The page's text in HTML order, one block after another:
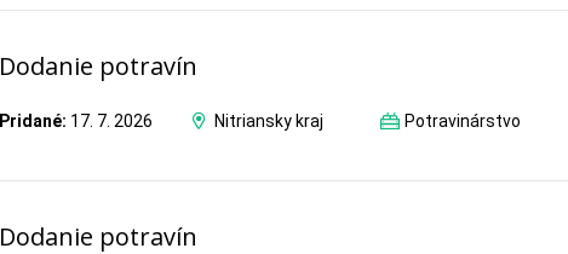
Dodanie potravín
Pridané: 17. 7. 2026 Nitriansky kraj Potravinárstvo
Dodanie potravín